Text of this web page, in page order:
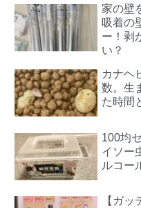
家の壁
吸着の
ー！剥
い？
カナヘ
数。生
た時間
100均
イソー
ルコー
【ガ